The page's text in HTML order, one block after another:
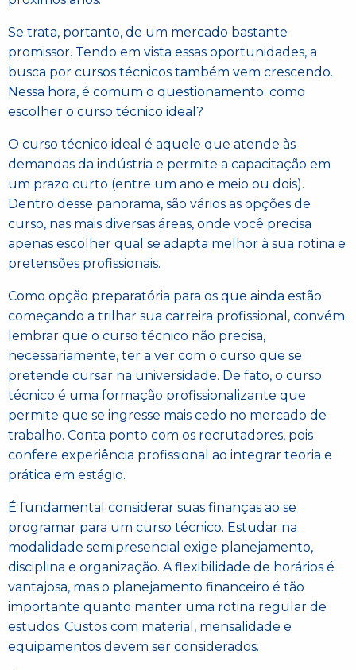
Se trata, portanto, de um mercado bastante
promissor. Tendo em vista essas oportunidades, a
busca por cursos técnicos também vem crescendo.
Nessa hora, é comum o questionamento: como
escolher o curso técnico ideal?
O curso técnico ideal é aquele que atende às
demandas da indústria e permite a capacitação em
um prazo curto (entre um ano e meio ou dois).
Dentro desse panorama, são vários as opções de
curso, nas mais diversas áreas, onde você precisa
apenas escolher qual se adapta melhor à sua rotina e
pretensões profissionais.
Como opção preparatória para os que ainda estão
começando a trilhar sua carreira profissional, convém
lembrar que o curso técnico não precisa,
necessariamente, ter a ver com o curso que se
pretende cursar na universidade. De fato, o curso
técnico é uma formação profissionalizante que
permite que se ingresse mais cedo no mercado de
trabalho. Conta ponto com os recrutadores, pois
confere experiência profissional ao integrar teoria e
prática em estágio.
É fundamental considerar suas finanças ao se
programar para um curso técnico. Estudar na
modalidade semipresencial exige planejamento,
disciplina e organização. A flexibilidade de horários é
vantajosa, mas o planejamento financeiro é tão
importante quanto manter uma rotina regular de
estudos. Custos com material, mensalidade e
equipamentos devem ser considerados.